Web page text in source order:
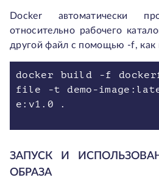
Docker автоматически
относительно рабочего
другой файл с помощью -f, как
docker build -f
file -t demo-
e:v1.0 .
ЗАПУСК И
ОБРАЗА